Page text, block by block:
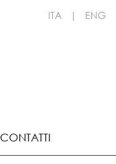
ITA | ENG
CONTATTI